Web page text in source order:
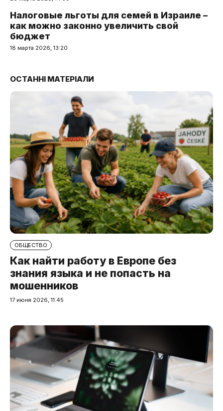
Налоговые льготы для семей в Израиле –
как можно законно увеличить свой
бюджет
18 марта 2026, 13:20
ОСТАННІ МАТЕРІАЛИ
ОБЩЕСТВО
Как найти работу в Европе без
знания языка и не попасть на
мошенников
17 июня 2026, 11:45